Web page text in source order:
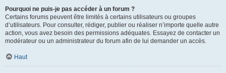
Pourquoi ne puis-je pas accéder à un forum ?
Certains forums peuvent être limités à certains utilisateurs ou groupes
d’utilisateurs. Pour consulter, rédiger, publier ou réaliser n’importe quelle autre
action, vous avez besoin des permissions adéquates. Essayez de contacter un
modérateur ou un administrateur du forum afin de lui demander un accès.
Haut